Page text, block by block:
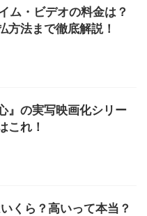
ム・ビデオの料金は？
方法まで徹底解説！
』の実写映画化シリー
これ！
くら？高いって本当？